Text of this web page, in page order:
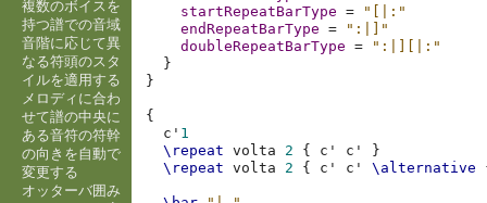
startRepeatBarType
=
"[|:"
endRepeatBarType
=
":|]"
doubleRepeatBarType
=
":|][|:"
}
}
{
c' 1
\repeat
volta 2 { c' c'
}
\repeat
volta 2 { c' c' \alternative
複数のボイスを
持つ譜での音域
音階に応じて異
なる符頭のスタ
イルを適用する
メロディに合わ
せて譜の中央に
ある音符の符幹
の向きを自動で
変更する
オッターバ囲み